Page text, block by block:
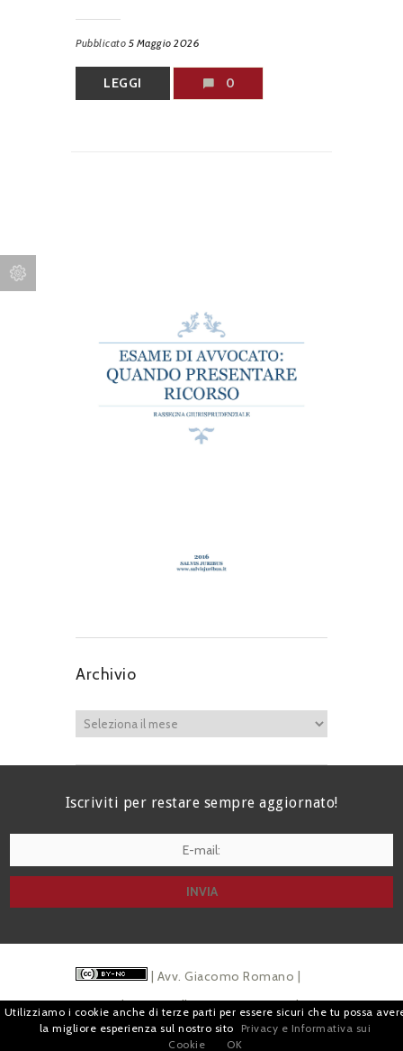
Pubblicato 5 Maggio 2026
LEGGI 0
Archivio
Iscriviti per restare sempre aggiornato!
| Avv. Giacomo Romano |
Piazza di Campitelli, 2 - 00186 Roma | P.I.
07880501213 |Pubblicitàe Privacy
Utilizziamo i cookie anche di terze parti per essere sicuri che tu possa
la migliore esperienza sul nostro sito
Privacy e Informativa sui
Cookie
OK